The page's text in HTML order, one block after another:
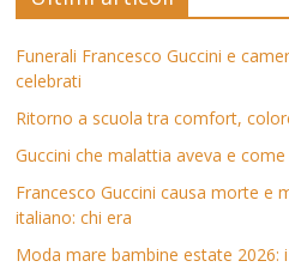
Funerali Francesco Guccini e
celebrati
Ritorno a scuola tra comfort,
Guccini che malattia aveva e
Francesco Guccini causa morte e
italiano: chi era
Moda mare bambine estate 2026: